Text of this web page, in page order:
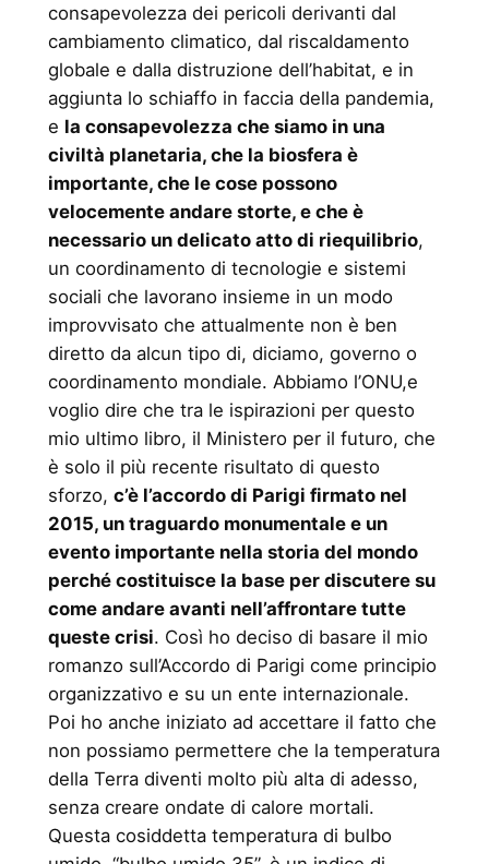
consapevolezza dei pericoli derivanti dal
cambiamento climatico, dal riscaldamento
globale e dalla distruzione dell’habitat, e in
aggiunta lo schiaffo in faccia della pandemia,
e la consapevolezza che siamo in una
civiltà planetaria, che la biosfera è
importante, che le cose possono
velocemente andare storte, e che è
necessario un delicato atto di riequilibrio,
un coordinamento di tecnologie e sistemi
sociali che lavorano insieme in un modo
improvvisato che attualmente non è ben
diretto da alcun tipo di, diciamo, governo o
coordinamento mondiale. Abbiamo l’ONU,e
voglio dire che tra le ispirazioni per questo
mio ultimo libro, il Ministero per il futuro, che
è solo il più recente risultato di questo
sforzo, c’è l’accordo di Parigi firmato nel
2015, un traguardo monumentale e un
evento importante nella storia del mondo
perché costituisce la base per discutere su
come andare avanti nell’affrontare tutte
queste crisi. Così ho deciso di basare il mio
romanzo sull’Accordo di Parigi come principio
organizzativo e su un ente internazionale.
Poi ho anche iniziato ad accettare il fatto che
non possiamo permettere che la temperatura
della Terra diventi molto più alta di adesso,
senza creare ondate di calore mortali.
Questa cosiddetta temperatura di bulbo